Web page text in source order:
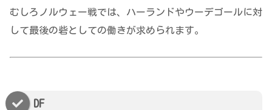
むしろノルウェー戦では、ハーランドやウーデゴールに対
して最後の砦としての働きが求められます。
DF